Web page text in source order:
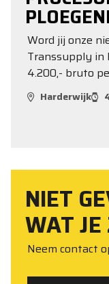
Word jij onze
Transsupply in
4.200,- bruto
Harderwijk
NIET
WAT JE
Neem contact